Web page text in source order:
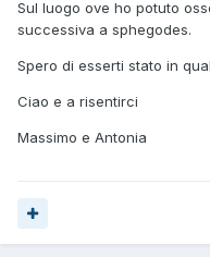
Sul luogo ove ho potuto
successiva a sphegodes.
Spero di esserti stato in
Ciao e a risentirci
Massimo e Antonia